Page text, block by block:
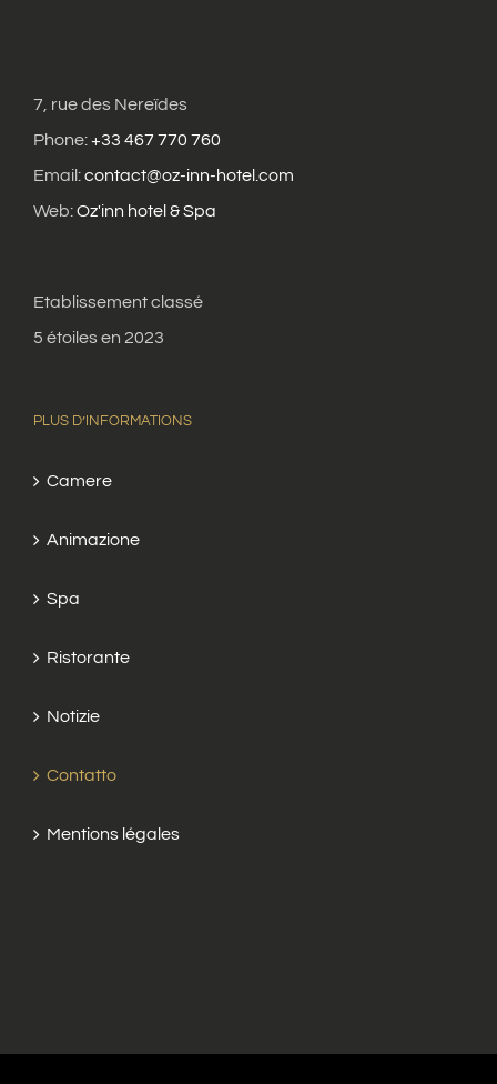
7, rue des Nereïdes
Phone:+33 467 770 760
Email:contact@oz-inn-hotel.com
Web:Oz'inn hotel & Spa
Etablissement classé
5 étoiles en 2023
PLUS D’INFORMATIONS
Camere
Animazione
Spa
Ristorante
Notizie
Contatto
Mentions légales